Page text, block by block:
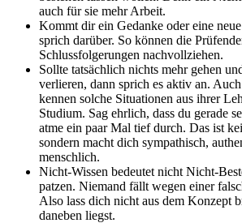
auch für sie mehr Arbeit.
Kommt dir ein Gedanke oder eine
sprich darüber. So können die
Schlussfolgerungen nachvollziehen.
Sollte tatsächlich nichts mehr gehen
verlieren, dann sprich es aktiv an.
kennen solche Situationen aus ihrer
Studium. Sag ehrlich, dass du gerade
atme ein paar Mal tief durch. Das ist
sondern macht dich sympathisch,
menschlich.
Nicht-Wissen bedeutet nicht Nicht-
patzen. Niemand fällt wegen einer
Also lass dich nicht aus dem Konzept
daneben liegst.